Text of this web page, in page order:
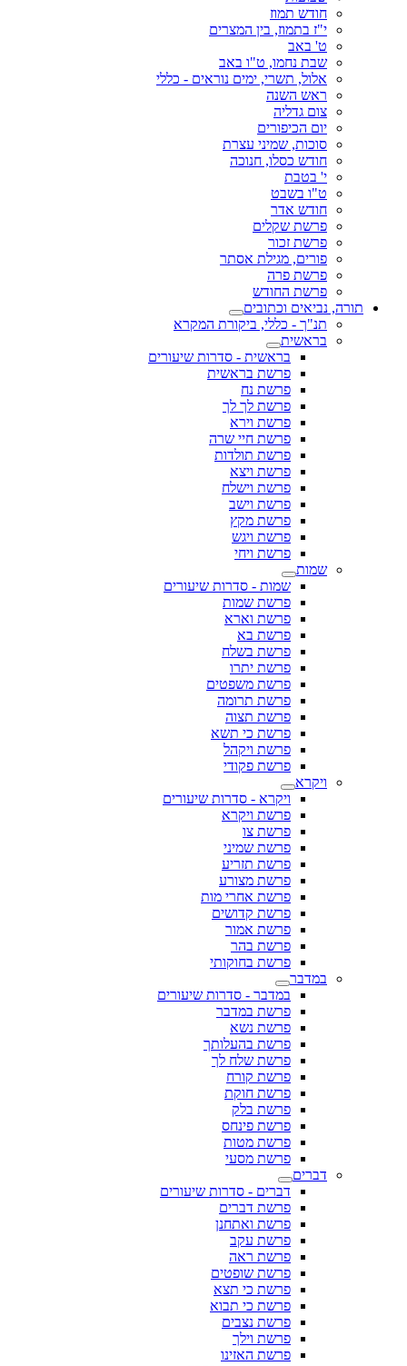
חודש תמוז
י"ז בתמוז, בין המצרים
ט' באב
שבת נחמו, ט"ו באב
אלול, תשרי, ימים נוראים - כללי
ראש השנה
צום גדליה
יום הכיפורים
סוכות, שמיני עצרת
חודש כסלו, חנוכה
י' בטבת
ט"ו בשבט
חודש אדר
פרשת שקלים
פרשת זכור
פורים, מגילת אסתר
פרשת פרה
פרשת החודש
תורה, נביאים וכתובים
תנ"ך - כללי, ביקורת המקרא
בראשית
בראשית - סדרות שיעורים
פרשת בראשית
פרשת נח
פרשת לך לך
פרשת וירא
פרשת חיי שרה
פרשת תולדות
פרשת ויצא
פרשת וישלח
פרשת וישב
פרשת מקץ
פרשת ויגש
פרשת ויחי
שמות
שמות - סדרות שיעורים
פרשת שמות
פרשת וארא
פרשת בא
פרשת בשלח
פרשת יתרו
פרשת משפטים
פרשת תרומה
פרשת תצוה
פרשת כי תשא
פרשת ויקהל
פרשת פקודי
ויקרא
ויקרא - סדרות שיעורים
פרשת ויקרא
פרשת צו
פרשת שמיני
פרשת תזריע
פרשת מצורע
פרשת אחרי מות
פרשת קדושים
פרשת אמור
פרשת בהר
פרשת בחוקותי
במדבר
במדבר - סדרות שיעורים
פרשת במדבר
פרשת נשא
פרשת בהעלותך
פרשת שלח לך
פרשת קורח
פרשת חוקת
פרשת בלק
פרשת פינחס
פרשת מטות
פרשת מסעי
דברים
דברים - סדרות שיעורים
פרשת דברים
פרשת ואתחנן
פרשת עקב
פרשת ראה
פרשת שופטים
פרשת כי תצא
פרשת כי תבוא
פרשת נצבים
פרשת וילך
פרשת האזינו